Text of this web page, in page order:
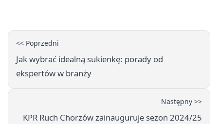
<< Poprzedni
Jak wybrać idealną sukienkę: porady od
ekspertów w branży
Następny >>
KPR Ruch Chorzów zainauguruje sezon 2024/25